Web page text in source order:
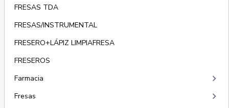
FRESAS TDA
FRESAS/INSTRUMENTAL
FRESERO+LÁPIZ LIMPIAFRESA
FRESEROS
Farmacia
keyboard_arrow_right
Fresas keyboard_arrow_right